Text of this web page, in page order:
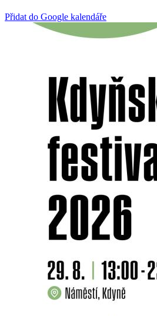
Přidat do Google kalendáře